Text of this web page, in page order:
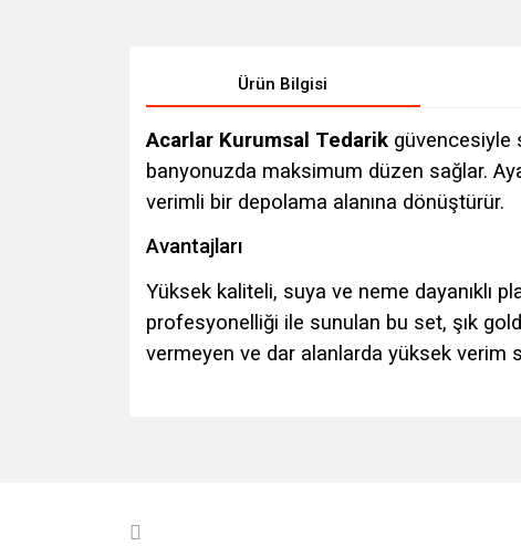
Ürün Bilgisi
Acarlar Kurumsal Tedarik güvencesiyle
banyonuzda maksimum düzen sağlar.
verimli bir depolama alanına dönüştürür.
Avantajları
Yüksek kaliteli, suya ve neme dayanıklı
profesyonelliği ile sunulan bu set, şık
vermeyen ve dar alanlarda yüksek verim